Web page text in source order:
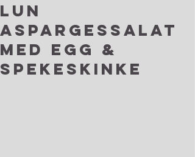
Lun
aspargessalat
med egg &
spekeskinke